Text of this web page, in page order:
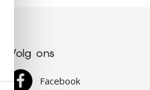
Volg ons
Facebook